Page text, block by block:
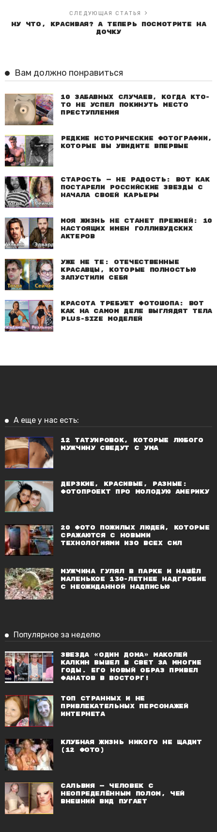
СЛЕДУЮЩАЯ СТАТЬЯ
Ну что, красивая? А теперь посмотрите на
дочку
Вам должно понравиться
10 забавных случаев, когда кто-
то не успел покинуть место
преступления
Редкие исторические фотографии,
которые вы увидите впервые
Старость — не радость: Вот как
постарели российские звезды с
начала своей карьеры
Моя жизнь не станет прежней: 10
настоящих имен голливудских
актеров
Уже не те: Отечественные
красавцы, которые полностью
запустили себя
Красота требует фотошопа: Вот
как на самом деле выглядят тела
plus-size моделей
А еще у нас есть:
12 татуировок, которые любого
мужчину сведут с ума
Дерзкие, красивые, разные:
фотопроект про молодую Америку
20 фото пожилых людей, которые
сражаются с новыми
технологиями изо всех сил
Мужчина гулял в парке и нашёл
маленькое 130-летнее надгробие
с неожиданной надписью
Популярное за неделю
Звезда «Один дома» Маколей
Калкин вышел в свет за многие
годы. Его новый образ привел
фанатов в восторг!
Топ странных и не
привлекательных персонажей
Интернета
Клубная жизнь никого не щадит
(12 фото)
Сальвия — человек с
неопределённым полом, чей
внешний вид пугает